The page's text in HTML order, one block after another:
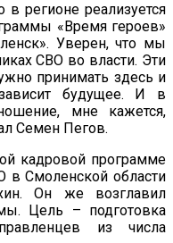
регионе реализуется
«Время героев»
Уверен, что мы
СВО во власти. Эти
принимать здесь и
будущее. И в
мне кажется,
Семен Пегов.
кадровой программе
в Смоленской области
Он же возглавил
Цель – подготовка
из числа